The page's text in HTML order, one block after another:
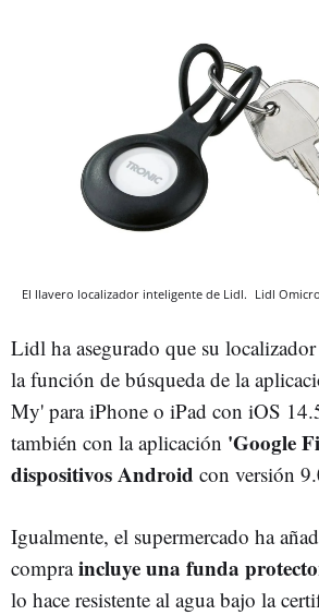
El llavero localizador inteligente de Lidl. Lidl
Lidl ha asegurado que su
la función de búsqueda de la
My' para iPhone o iPad con iOS
también con la aplicación 'Google
dispositivos Android con versión
Igualmente, el supermercado ha
compraincluye una funda
lo hace resistente al agua bajo la